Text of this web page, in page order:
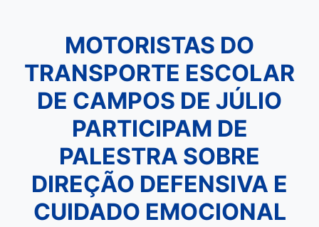
MOTORISTAS DO
TRANSPORTE ESCOLAR
DE CAMPOS DE JÚLIO
PARTICIPAM DE
PALESTRA SOBRE
DIREÇÃO DEFENSIVA E
CUIDADO EMOCIONAL